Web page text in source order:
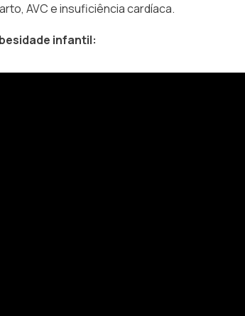
AVC e insuficiência cardíaca.
infantil: